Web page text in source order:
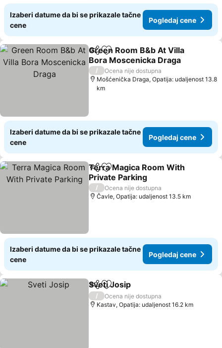
Izaberi datume da bi se prikazale tačne
cene
Pogledaj cene
Deli Dodati u favorite
Green Room B&b At Villa
Bora Moscenicka Draga
/
Ocena nije dostupna
Mošćenička Draga, Opatija: udaljenost 13.8
km
Izaberi datume da bi se prikazale tačne
cene
Pogledaj cene
Deli Dodati u favorite
Terra Magica Room With
Private Parking
/
Ocena nije dostupna
Čavle, Opatija: udaljenost 13.5 km
Izaberi datume da bi se prikazale tačne
cene
Pogledaj cene
Deli Dodati u favorite
Sveti Josip
/
Ocena nije dostupna
Kastav, Opatija: udaljenost 16.2 km